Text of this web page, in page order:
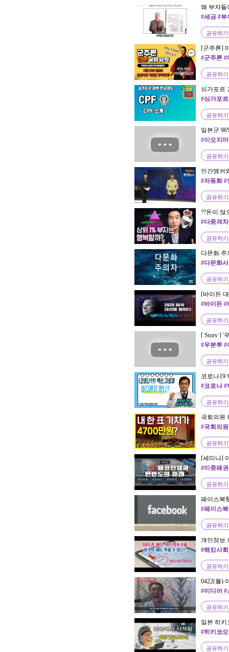
왜 부자들
#세금 #부
공유하기
[군주론]
정리 / 꿀
#군주론 #
공유하기
싱가포르
탄 CPF
#싱가포
공유하기
일본군
#이오지
공유하기
인간앵커
#자동화
공유하기
??돈이 많
책추천 |
#다중격
공유하기
다문화 주
#다문화
공유하기
[바이든
#바이든
공유하기
[ Story ] '
공존에 관
#우분투 #
공유하기
코로나19
확진자 입
#코로나 #
공유하기
국회의원
#국회의
공유하기
[세미나]
미래`
#미중패
공유하기
페이스북
/ 연합뉴
#페이스
공유하기
개인정보
보안을 2
#해킹사
공유하기
0422(월)
어의 이해”
#미디어 #
공유하기
일본 히키
제 동남아
#히키코
공유하기